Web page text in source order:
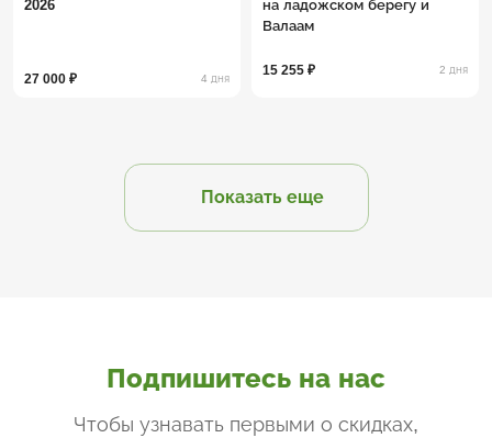
2026
27 000 ₽ 4 дня
на ладожском берегу и
Валаам
15 255 ₽ 2 дня
Показать еще
Подпишитесь на нас
Чтобы узнавать первыми о скидках,